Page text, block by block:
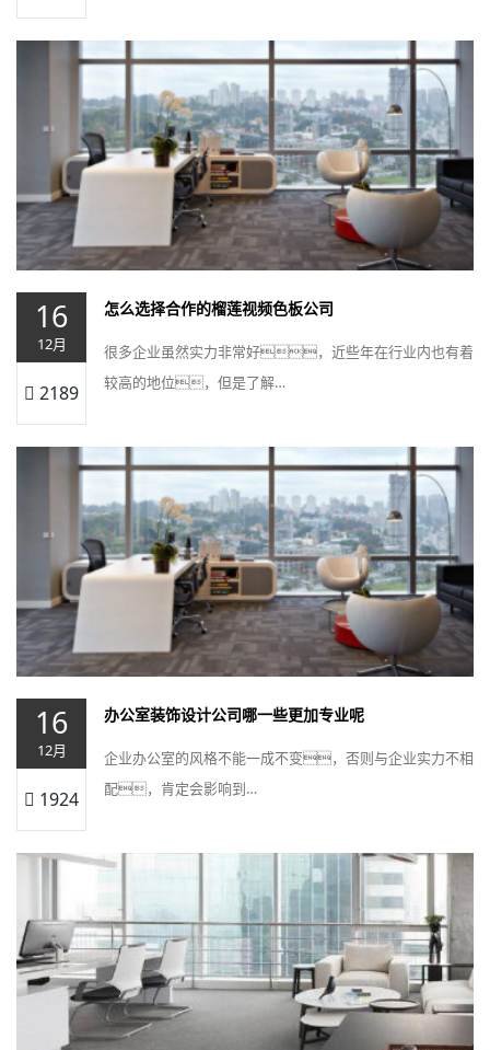
16
12月
2189
怎么选择合作的榴莲视频色板公司
很多企业虽然实力非常好，近些年在行业内也有着
较高的地位，但是了解…
16
12月
1924
办公室装饰设计公司哪一些更加专业呢
企业办公室的风格不能一成不变，否则与企业实力不相
配，肯定会影响到…